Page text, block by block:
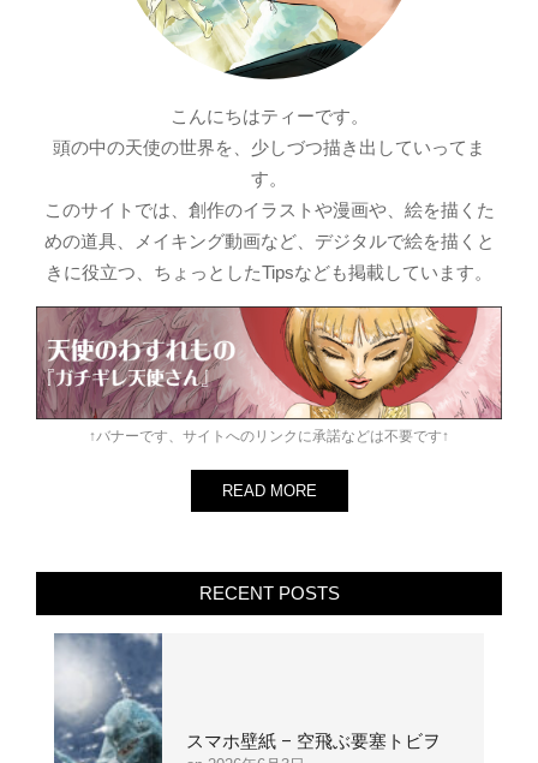
こんにちはティーです。
頭の中の天使の世界を、少しづつ描き出していってま
す。
このサイトでは、創作のイラストや漫画や、絵を描くた
めの道具、メイキング動画など、デジタルで絵を描くと
きに役立つ、ちょっとしたTipsなども掲載しています。
↑バナーです、サイトへのリンクに承諾などは不要です↑